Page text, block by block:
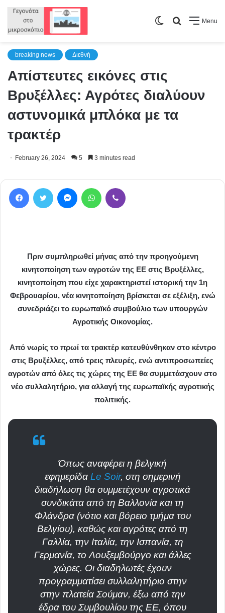
Menu
Search
Switch
breaking news Διεθνή
Απίστευτες εικόνες στις
Βρυξέλλες: Αγρότες διαλύουν
αστυνομικά μπλόκα με τα
τρακτέρ
February 26, 2024 5 3 minutes read
Πριν συμπληρωθεί μήνας από την προηγούμενη
κινητοποίηση των αγροτών της ΕΕ στις Βρυξέλλες,
κινητοποίηση που είχε χαρακτηριστεί ιστορική την 1η
Φεβρουαρίου, νέα κινητοποίηση βρίσκεται σε εξέλιξη, ενώ
συνεδριάζει το ευρωπαϊκό συμβούλιο των υπουργών
Αγροτικής Οικονομίας.
Από νωρίς το πρωί τα τρακτέρ κατευθύνθηκαν στο κέντρο
στις Βρυξέλλες, από τρεις πλευρές, ενώ αντιπροσωπείες
αγροτών από όλες τις χώρες της ΕΕ θα συμμετάσχουν στο
νέο συλλαλητήριο, για αλλαγή της ευρωπαϊκής αγροτικής
πολιτικής.
Όπως αναφέρει η βελγική
εφημερίδα Le Soir, στη σημερινή
διαδήλωση θα συμμετέχουν αγροτικά
συνδικάτα από τη Βαλλονία και τη
Φλάνδρα (νότιο και βόρειο τμήμα του
Βελγίου), καθώς και αγρότες από τη
Γαλλία, την Ιταλία, την Ισπανία, τη
Γερμανία, το Λουξεμβούργο και άλλες
χώρες. Οι διαδηλωτές έχουν
προγραμματίσει συλλαλητήριο στην
στην πλατεία Σούμαν, έξω από την
έδρα του Συμβουλίου της ΕΕ, όπου